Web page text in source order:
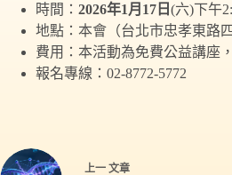
時間： 2026年1月17日 (六)下午
地點：本會（台北市忠孝東路四
費用：本活動為免費公益講座
報名專線：02-8772-5772
上一 文章